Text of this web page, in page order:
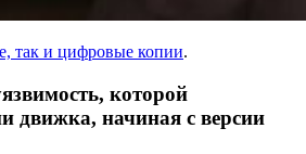
так и цифровые копии.
которой
движка, начиная с версии